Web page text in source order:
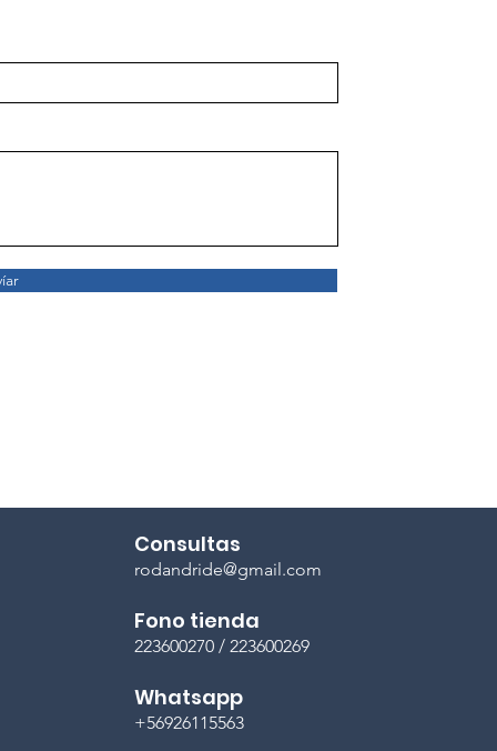
Consultas
rodandride@gmail.com
Fono tienda
223600270 / 223600269
Whatsapp
+56926115563